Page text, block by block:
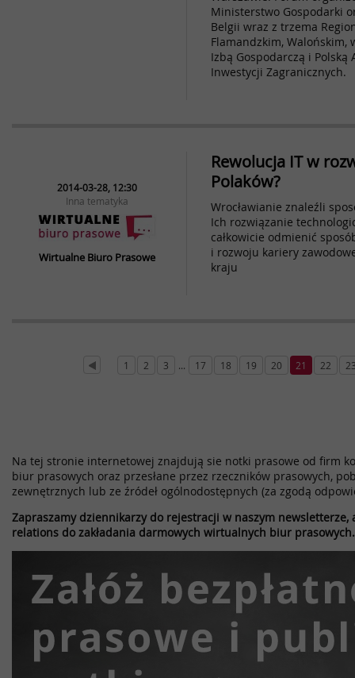
Ministerstwo Gospodarki
Belgii wraz z trzema
Flamandzkim, Walońskim,
Izbą Gospodarczą i
Inwestycji Zagranicznych.
2014-03-28, 12:30
Inna tematyka
Wirtualne Biuro Prasowe
Rewolucja IT w
Polaków?
Wrocławianie znaleźli
Ich rozwiązanie
całkowicie odmienić
i rozwoju kariery
kraju
1 2 3 ... 17 18 19 20 21 22
Na tej stronie internetowej znajdują sie notki prasowe od firm
biur prasowych oraz przesłane przez rzeczników prasowych,
zewnętrznych lub ze źródeł ogólnodostępnych (za zgodą
Zapraszamy dziennikarzy do rejestracji w naszym
relations do zakładania darmowych wirtualnych biur prasowych.